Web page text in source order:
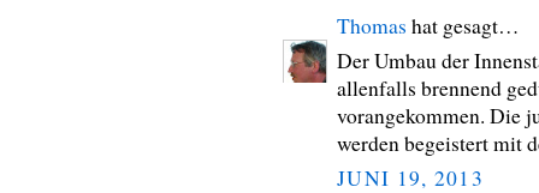
Thomas hat gesagt…
Der Umbau der
allenfalls brennend
vorangekommen. Die
werden begeistert mit
JUNI 19, 2013